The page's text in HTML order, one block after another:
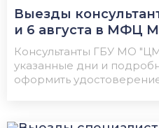
Выезды
и 6 августа в МФЦ
Консультанты ГБУ МО
указанные дни и
оформить